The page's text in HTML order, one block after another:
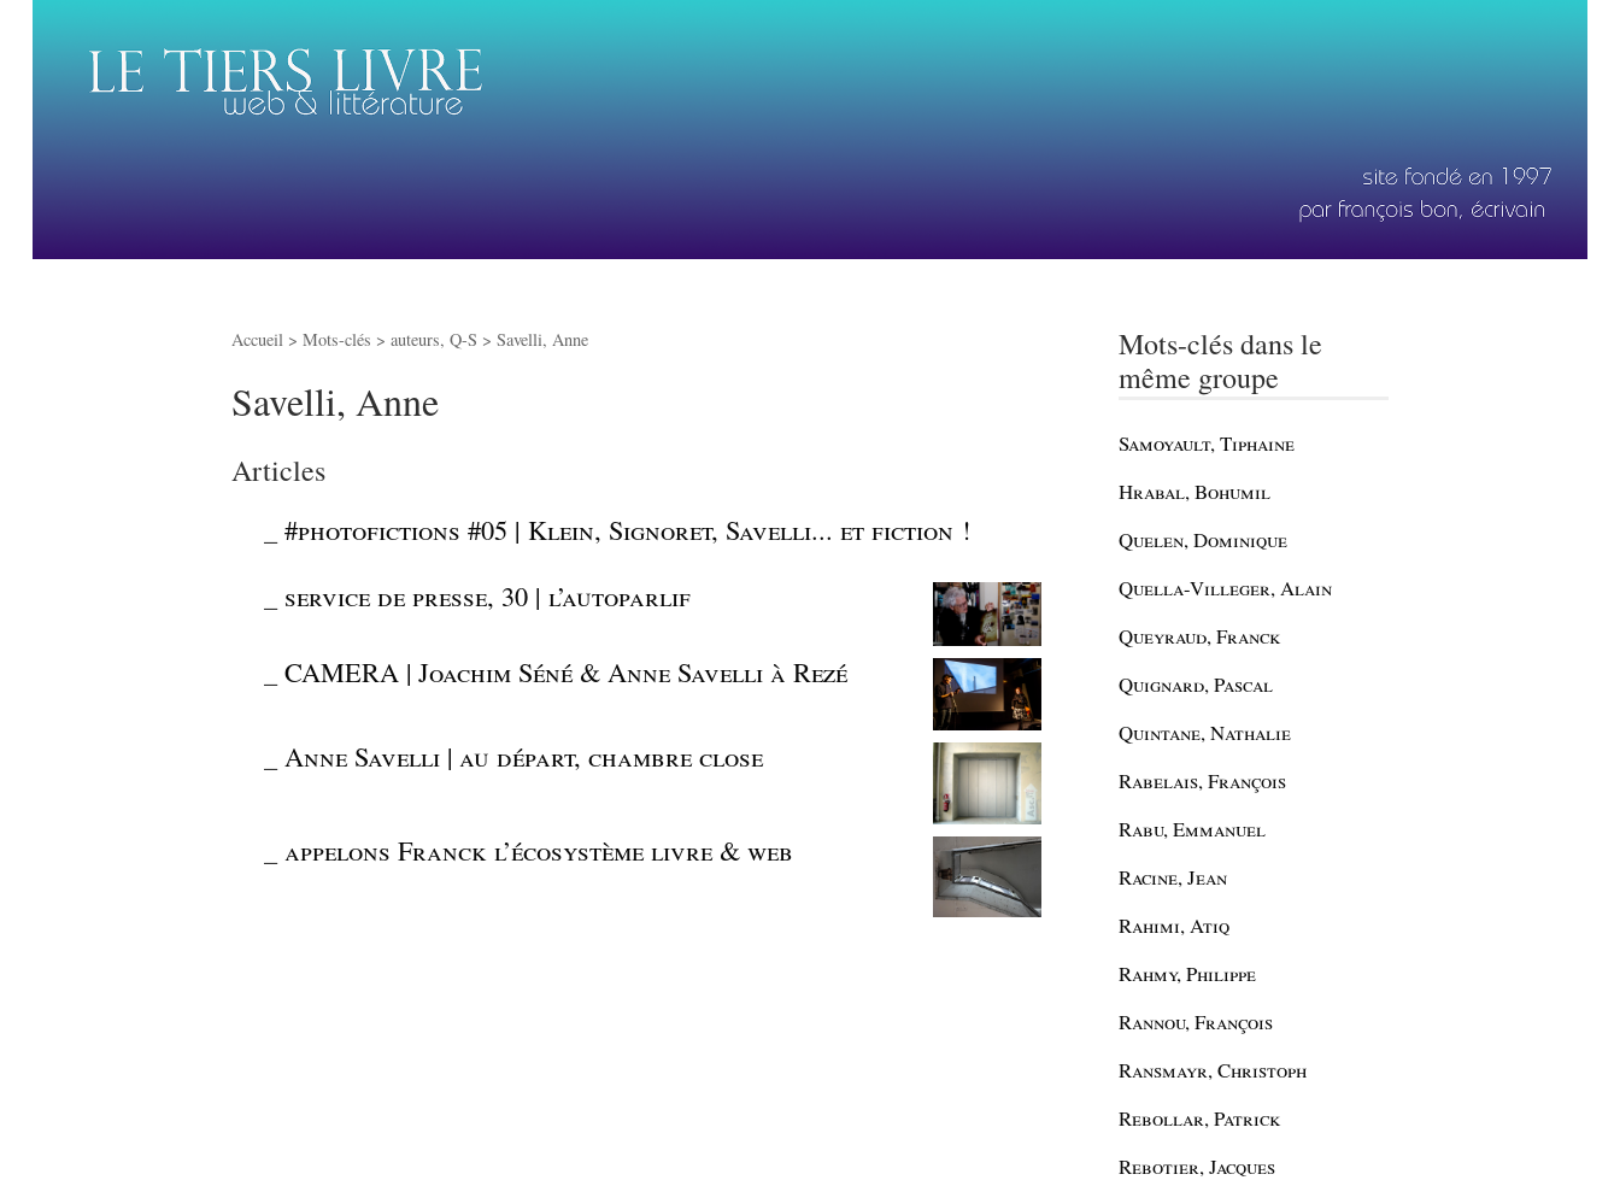
Accueil > Mots-clés > auteurs, Q-S > Savelli, Anne
Savelli, Anne
Articles
#photofictions #05 | Klein, Signoret, Savelli... et fiction !
service de presse, 30 | l’autoparlif
CAMERA | Joachim Séné & Anne Savelli à Rezé
Anne Savelli | au départ, chambre close
appelons Franck l’écosystème livre & web
Mots-clés dans le
même groupe
Samoyault, Tiphaine
Hrabal, Bohumil
Quelen, Dominique
Quella-Villeger, Alain
Queyraud, Franck
Quignard, Pascal
Quintane, Nathalie
Rabelais, François
Rabu, Emmanuel
Racine, Jean
Rahimi, Atiq
Rahmy, Philippe
Rannou, François
Ransmayr, Christoph
Rebollar, Patrick
Rebotier, Jacques